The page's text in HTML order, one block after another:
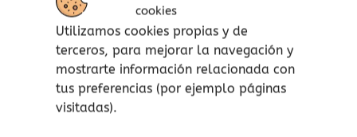
cookies
Utilizamos cookies propias y de
terceros, para mejorar la navegación y
mostrarte información relacionada con
tus preferencias (por ejemplo páginas
visitadas).
calidad.
Esto la convierte en el material ideal en la
fabricación de moldes y productos aptos para
el contacto con los alimentos. Los productos
fabricados con silicona platino resisten de
-60ºC a 220ºC. Son aptos para microondas,